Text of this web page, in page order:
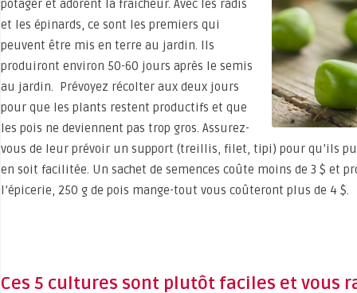
potager et adorent la fraicheur. Avec les radis
et les épinards, ce sont les premiers qui
peuvent être mis en terre au jardin. Ils
produiront environ 50-60 jours après le semis
au jardin. Prévoyez récolter aux deux jours
pour que les plants restent productifs et que
les pois ne deviennent pas trop gros. Assurez-
vous de leur prévoir un support (treillis, filet, tipi) pour qu’ils
en soit facilitée. Un sachet de semences coûte moins de 3 $ et
l’épicerie, 250 g de pois mange-tout vous coûteront plus de 4 $.
Ces 5 cultures sont plutôt faciles et vous